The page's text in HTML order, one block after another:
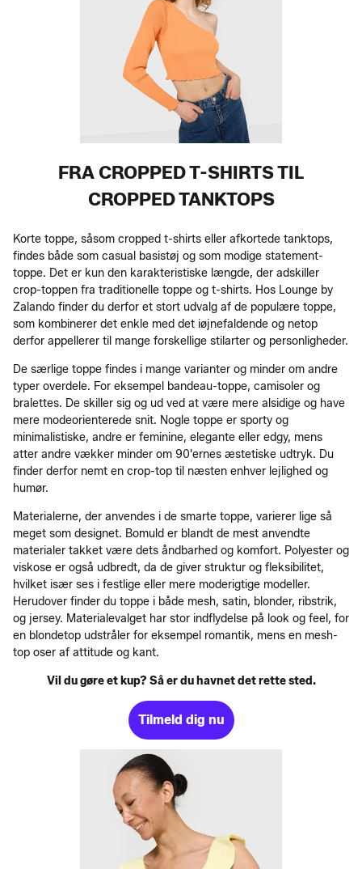
FRA CROPPED T-SHIRTS TIL
CROPPED TANKTOPS
Korte toppe, såsom cropped t-shirts eller afkortede tanktops,
findes både som casual basistøj og som modige statement-
toppe. Det er kun den karakteristiske længde, der adskiller
crop-toppen fra traditionelle toppe og t-shirts. Hos Lounge by
Zalando finder du derfor et stort udvalg af de populære toppe,
som kombinerer det enkle med det iøjnefaldende og netop
derfor appellerer til mange forskellige stilarter og personligheder.
De særlige toppe findes i mange varianter og minder om andre
typer overdele. For eksempel bandeau-toppe, camisoler og
bralettes. De skiller sig og ud ved at være mere alsidige og have
mere modeorienterede snit. Nogle toppe er sporty og
minimalistiske, andre er feminine, elegante eller edgy, mens
atter andre vækker minder om 90'ernes æstetiske udtryk. Du
finder derfor nemt en crop-top til næsten enhver lejlighed og
humør.
Materialerne, der anvendes i de smarte toppe, varierer lige så
meget som designet. Bomuld er blandt de mest anvendte
materialer takket være dets åndbarhed og komfort. Polyester og
viskose er også udbredt, da de giver struktur og fleksibilitet,
hvilket især ses i festlige eller mere moderigtige modeller.
Herudover finder du toppe i både mesh, satin, blonder, ribstrik,
og jersey. Materialevalget har stor indflydelse på look og feel, for
en blondetop udstråler for eksempel romantik, mens en mesh-
top oser af attitude og kant.
Vil du gøre et kup? Så er du havnet det rette sted.
Tilmeld dig nu